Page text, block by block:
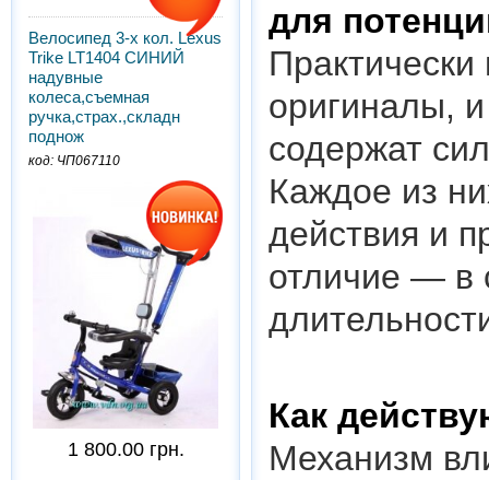
Велосипед 3-х кол. Lexus
Trike LT1404 СИНИЙ
надувные
колеса,съемная
ручка,страх.,складн
поднож
код: ЧП067110
1 800.00 грн.
для
оригиналы,
содержат
Каждое из
действия и
отличие — в
Как
Механизм